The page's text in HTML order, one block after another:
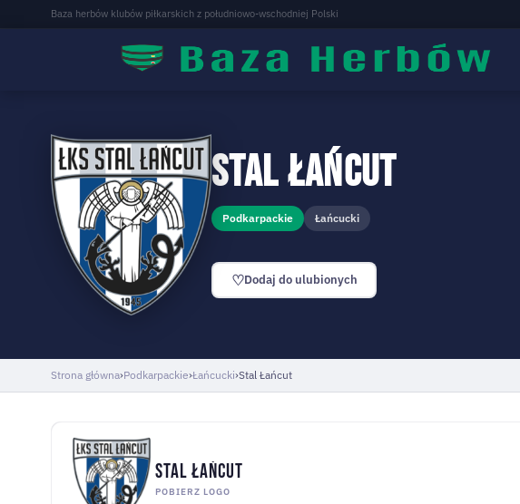
Baza herbów klubów piłkarskich z południowo-wschodniej Polski
Stal Łańcut
Podkarpackie Łańcucki
♡Dodaj do ulubionych
Strona główna›Podkarpackie›Łańcucki›Stal Łańcut
Stal Łańcut
POBIERZ LOGO